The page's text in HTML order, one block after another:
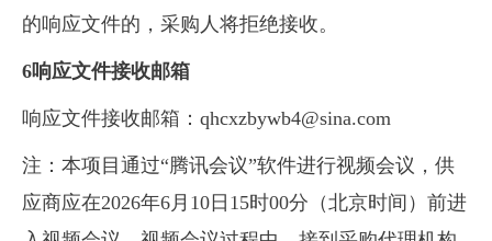
的响应文件的，采购人将拒绝接收。
6响应文件接收邮箱
响应文件接收邮箱：qhcxzbywb4@sina.com
注：本项目通过“腾讯会议”软件进行视频会议，供
应商应在2026年6月10日15时00分（北京时间）前进